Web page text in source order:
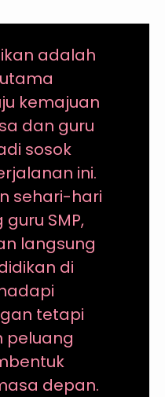
adalah
kemajuan
dan guru
sosok
ini.
sehari-hari
SMP,
langsung
di
tetapi
peluang
depan.